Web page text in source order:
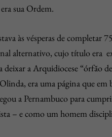
sua Ordem.
às vésperas de completar
alternativo, cujo título era
a Arquidiocese “órfão
era uma página que em
a Pernambuco para
– e como um homem